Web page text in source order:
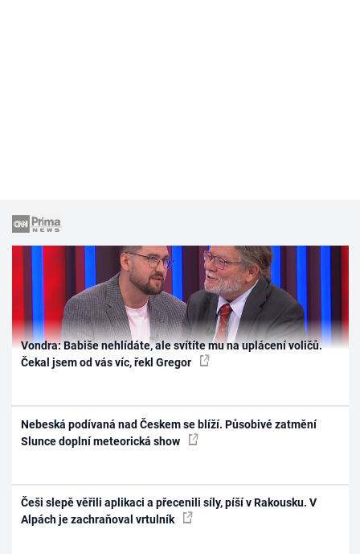
Vondra: Babiše nehlídáte, ale svítíte mu na uplácení voličů.
Čekal jsem od vás víc, řekl Gregor
Nebeská podívaná nad Českem se blíží. Působivé zatmění
Slunce doplní meteorická show
Češi slepě věřili aplikaci a přecenili síly, píší v Rakousku. V
Alpách je zachraňoval vrtulník